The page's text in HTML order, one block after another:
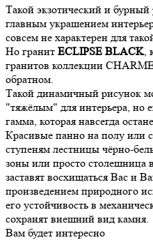
Такой экзотический и
главным украшением
совсем не характерен для
Но гранит ECLIPSE BLACK,
гранитов коллекции
обратном.
Такой динамичный рисунок
"тяжёлым" для интерьера, но
гамма, которая навсегда
Красивые панно на полу или
ступеням лестницы чёрно-
зоны или просто столешница
заставят восхищаться Вас и
произведением природного
его устойчивость в
сохранят внешний вид камня.
Вам будет интересно